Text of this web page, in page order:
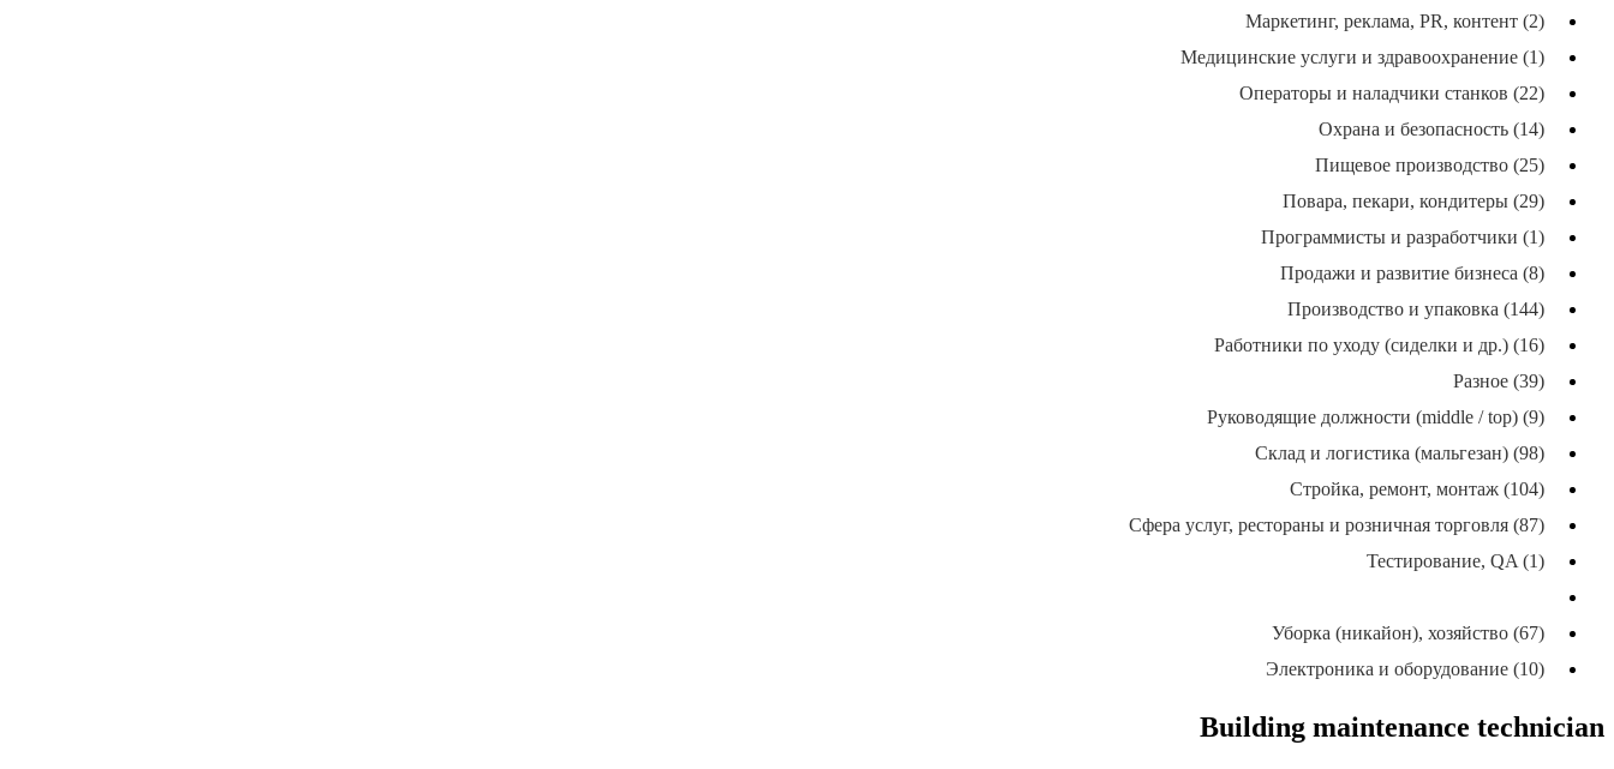
Маркетинг, реклама, PR, контент (2)
Медицинские услуги и здравоохранение (1)
Операторы и наладчики станков (22)
Охрана и безопасность (14)
Пищевое производство (25)
Повара, пекари, кондитеры (29)
Программисты и разработчики (1)
Продажи и развитие бизнеса (8)
Производство и упаковка (144)
Работники по уходу (сиделки и др.) (16)
Разное (39)
Руководящие должности (middle / top) (9)
Склад и логистика (мальгезан) (98)
Стройка, ремонт, монтаж (104)
Сфера услуг, рестораны и розничная торговля (87)
Тестирование, QA (1)
Уборка (никайон), хозяйство (67)
Электроника и оборудование (10)
Building maintenance technician